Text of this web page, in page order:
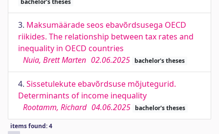
bachelor's theses
3. Maksumäärade seos ebavõrdsusega OECD
riikides. The relationship between tax rates and
inequality in OECD countries
Nuia, Brett Marten 02.06.2025 bachelor's theses
4. Sissetulekute ebavõrdsuse mõjutegurid.
Determinants of income inequality
Rootamm, Richard 04.06.2025 bachelor's theses
items found: 4